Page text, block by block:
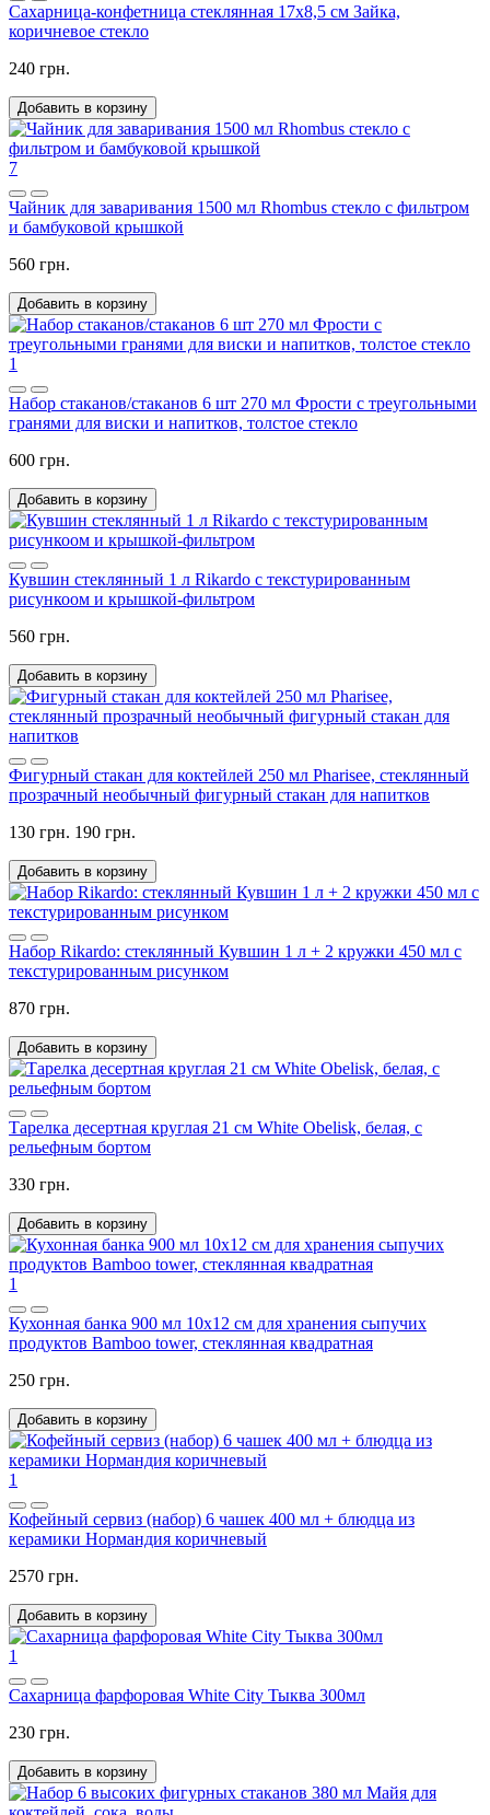
Сахарница-конфетница стеклянная 17x8,5 см Зайка,
коричневое стекло
240 грн.
Добавить в корзину
7
Чайник для заваривания 1500 мл Rhombus стекло с фильтром
и бамбуковой крышкой
560 грн.
Добавить в корзину
1
Набор стаканов/стаканов 6 шт 270 мл Фрости с треугольными
гранями для виски и напитков, толстое стекло
600 грн.
Добавить в корзину
Кувшин стеклянный 1 л Rikardo с текстурированным
рисункоом и крышкой-фильтром
560 грн.
Добавить в корзину
Фигурный стакан для коктейлей 250 мл Pharisee, стеклянный
прозрачный необычный фигурный стакан для напитков
130 грн. 190 грн.
Добавить в корзину
Набор Rikardo: стеклянный Кувшин 1 л + 2 кружки 450 мл с
текстурированным рисунком
870 грн.
Добавить в корзину
Тарелка десертная круглая 21 см White Obelisk, белая, с
рельефным бортом
330 грн.
Добавить в корзину
1
Кухонная банка 900 мл 10х12 см для хранения сыпучих
продуктов Bamboo tower, стеклянная квадратная
250 грн.
Добавить в корзину
1
Кофейный сервиз (набор) 6 чашек 400 мл + блюдца из
керамики Нормандия коричневый
2570 грн.
Добавить в корзину
1
Сахарница фарфоровая White City Тыква 300мл
230 грн.
Добавить в корзину